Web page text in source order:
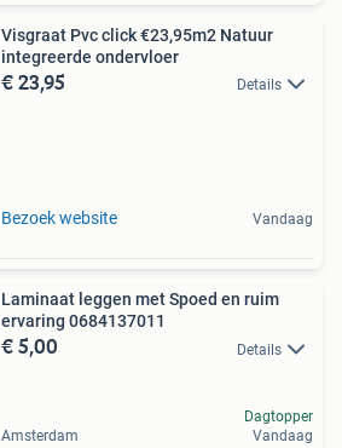
Visgraat Pvc click €23,95m2 Natuur
integreerde ondervloer
€ 23,95 Details
Bezoek website Vandaag
Laminaat leggen met Spoed en ruim
ervaring 0684137011
€ 5,00 Details
Amsterdam
Dagtopper
Vandaag